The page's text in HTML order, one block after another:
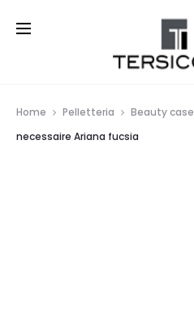
Home Pelletteria Beauty case
necessaire Ariana fucsia